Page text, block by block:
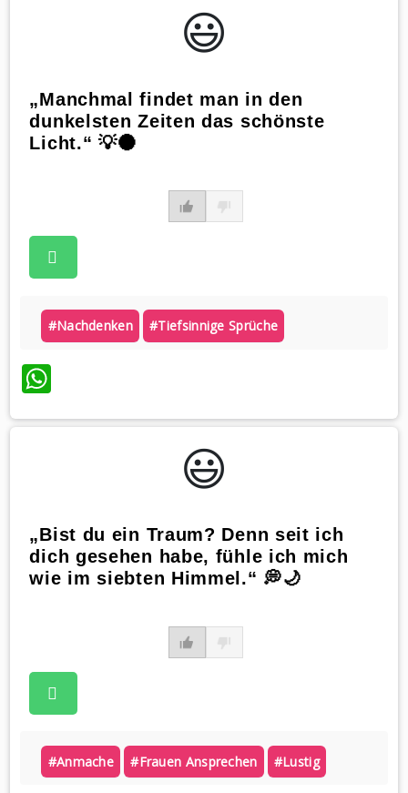
😃️
„Manchmal findet man in den
dunkelsten Zeiten das schönste
Licht.“ 💡🌑
#nachdenken #tiefsinnige Sprüche
WhatsApp
😃️
„Bist du ein Traum? Denn seit ich
dich gesehen habe, fühle ich mich
wie im siebten Himmel.“ 💭🌙
#anmache #frauen Ansprechen #lustig